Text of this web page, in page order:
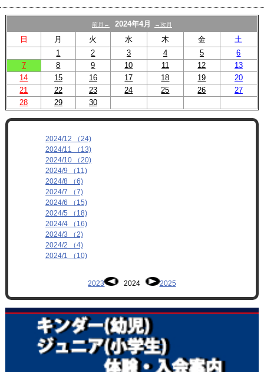
前月← 2024年4月 →次月
日 月 火 水 木 金
土
1
2 3 4 5
6
7
8 9 10 11 12
13
14
15 16 17 18 19
20
21
22 23 24 25 26
27
28
29 30
2024/12 （24)
2024/11 （13)
2024/10 （20)
2024/9 （11)
2024/8 （6)
2024/7 （7)
2024/6 （15)
2024/5 （18)
2024/4 （16)
2024/3 （2)
2024/2 （4)
2024/1 （10)
2023 2024 2025